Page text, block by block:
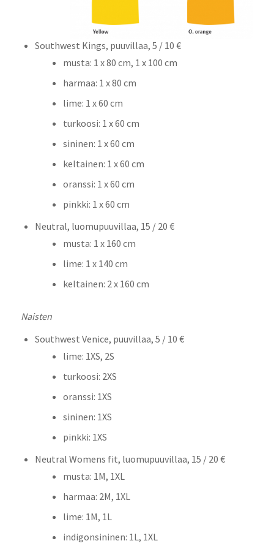
Southwest Kings, puuvillaa, 5 / 10 €
musta: 1 x 80 cm, 1 x 100 cm
harmaa: 1 x 80 cm
lime: 1 x 60 cm
turkoosi: 1 x 60 cm
sininen: 1 x 60 cm
keltainen: 1 x 60 cm
oranssi: 1 x 60 cm
pinkki: 1 x 60 cm
Neutral, luomupuuvillaa, 15 / 20 €
musta: 1 x 160 cm
lime: 1 x 140 cm
keltainen: 2 x 160 cm
Naisten
Southwest Venice, puuvillaa, 5 / 10 €
lime: 1XS, 2S
turkoosi: 2XS
oranssi: 1XS
sininen: 1XS
pinkki: 1XS
Neutral Womens fit, luomupuuvillaa, 15 / 20 €
musta: 1M, 1XL
harmaa: 2M, 1XL
lime: 1M, 1L
indigonsininen: 1L, 1XL